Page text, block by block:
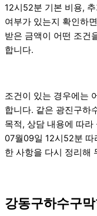
12시52분 기본 비용,
여부가 있는지 확인하
받은 금액이 어떤 조건
합니다.
조건이 있는 경우에는
합니다. 같은 광진구하
목적, 상담 내용에 따
07월09일 12시52분 따
한 사항을 다시 정리해
강동구하수구